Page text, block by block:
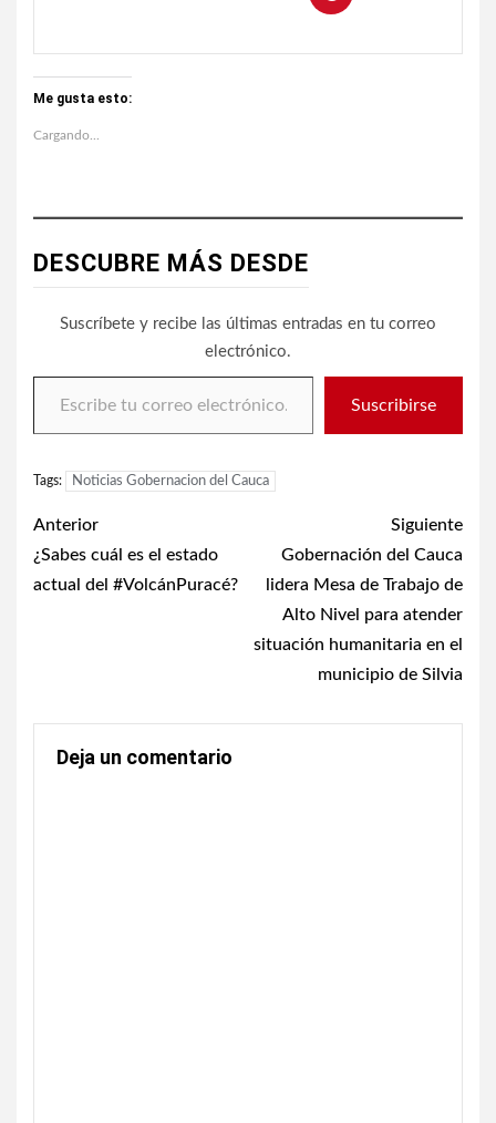
Me gusta esto:
Cargando...
DESCUBRE MÁS DESDE
Suscríbete y recibe las últimas entradas en tu correo
electrónico.
Escribe tu correo electrónico…
Suscribirse
Tags: Noticias Gobernacion del Cauca
Post
navigation
Anterior
¿Sabes cuál es el estado
actual del #VolcánPuracé?
Siguiente
Gobernación del Cauca
lidera Mesa de Trabajo de
Alto Nivel para atender
situación humanitaria en el
municipio de Silvia
Deja un comentario